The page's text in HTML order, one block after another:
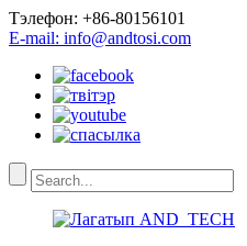
Тэлефон: +86-80156101
E-mail: info@andtosi.com